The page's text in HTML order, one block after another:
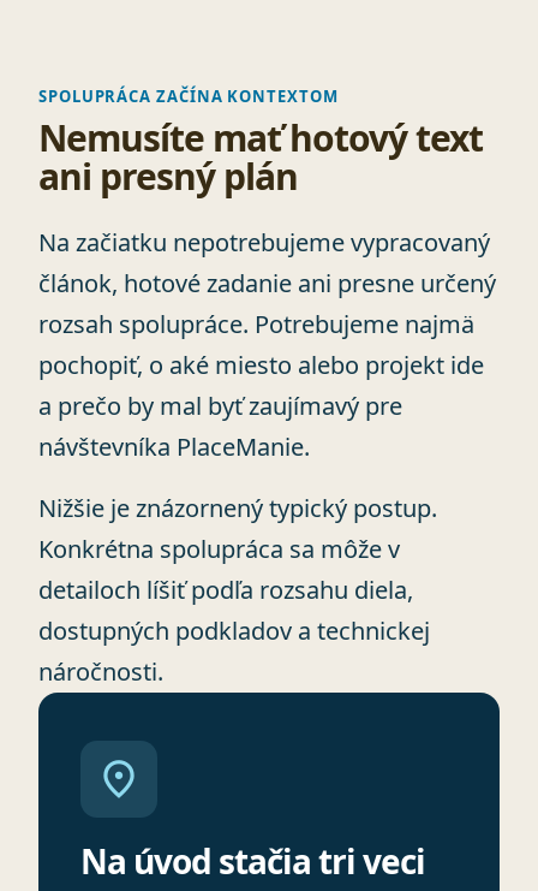
SPOLUPRÁCA ZAČÍNA KONTEXTOM
Nemusíte mať hotový text
ani presný plán
Na začiatku nepotrebujeme vypracovaný
článok, hotové zadanie ani presne určený
rozsah spolupráce. Potrebujeme najmä
pochopiť, o aké miesto alebo projekt ide
a prečo by mal byť zaujímavý pre
návštevníka PlaceManie.
Nižšie je znázornený typický postup.
Konkrétna spolupráca sa môže v
detailoch líšiť podľa rozsahu diela,
dostupných podkladov a technickej
náročnosti.
location_on
Na úvod stačia tri veci